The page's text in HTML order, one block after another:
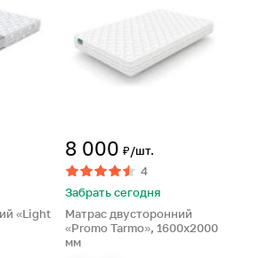
«Light
8 000 ₽/шт.
4
Забрать сегодня
Матрас двусторонний
«Promo Tarmo», 1600х2000
мм